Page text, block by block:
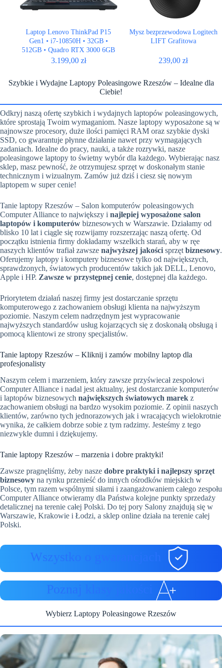
Laptop Lenovo ThinkPad P15
Gen1 • i7-10850H • 32GB •
512GB • Quadro RTX 3000 6GB
• 15,6″ 1920×1080
3.199,00 zł
Mysz bezprzewodowa Logitech
LIFT Grafitowa
239,00zł
Szybkie i Wydajne Laptopy Poleasingowe Rzeszów – Idealne dla
Ciebie!
Odkryj naszą ofertę szybkich i wydajnych laptopów poleasingowych,
które sprostają Twoim wymaganiom. Nasze laptopy wyposażone są w
najnowsze procesory, duże ilości pamięci RAM oraz szybkie dyski
SSD, co gwarantuje płynne działanie nawet przy wymagających
zadaniach. Idealne do pracy, nauki, a także rozrywki, nasze
poleasingowe laptopy to świetny wybór dla każdego. Wybierając nasz
sklep, masz pewność, że otrzymujesz sprzęt w doskonałym stanie
technicznym i wizualnym. Zamów już dziś i ciesz się nowym
laptopem w super cenie!
Tanie laptopy Rzeszów – Salon komputerów poleasingowych
Computer Alliance to największy i najlepiej wyposażone salon
laptopów i komputerów biznesowych w Warszawie. Działamy od
blisko 10 lat i ciągle się rozwijamy rozszerzając naszą ofertę. Od
początku istnienia firmy dokładamy wszelkich starań, aby w ręe
naszych klientów trafiał zawsze najwyższej jakości sprzęt biznesowy.
Oferujemy laptopy i komputery biznesowe tylko od największych,
sprawdzonych, światowych producentów takich jak DELL, Lenovo,
Apple i HP. Zawsze w przystępnej cenie, dostępnej dla każdego.
Priorytetem działań naszej firmy jest dostarczanie sprzętu
komputerowego z zachowaniem obsługi klienta na najwyższym
poziomie. Naszym celem nadrzędnym jest wypracowanie
najwyższych standardów usług kojarzących się z doskonałą obsługą i
pomocą klientowi ze strony specjalistów.
Tanie laptopy Rzeszów – Kliknij i zamów mobilny laptop dla
profesjonalisty
Naszym celem i marzeniem, który zawsze przyświecał zespołowi
Computer Alliance i nadal jest aktualny, jest dostarczanie komputerów
i laptopów biznesowych największych światowych marek z
zachowaniem obsługi na bardzo wysokim poziomie. Z opinii naszych
klientów, zarówno tych jednorazowych jak i wracających wielokrotnie
wynika, że całkiem dobrze sobie z tym radzimy. Jesteśmy z tego
niezwykle dumni i dziękujemy.
Tanie laptopy Rzeszów – marzenia i dobre praktyki!
Zawsze pragnęliśmy, żeby nasze dobre praktyki i najlepszy sprzęt
biznesowy na rynku przenieść do innych ośrodków miejskich w
Polsce, tym razem wspólnymi siłami i zaangażowaniem całego zespołu
Computer Alliance otwieramy dla Państwa kolejne punkty sprzedaży
detalicznej na terenie całej Polski. Do tej pory Salony znajdują się w
Warszawie, Krakowie i Łodzi, a sklep online działa na terenie całej
Polski.
Wszystko o gwarancjach
Poznaj klasy jakości
Wybierz Laptopy Poleasingowe Rzeszów